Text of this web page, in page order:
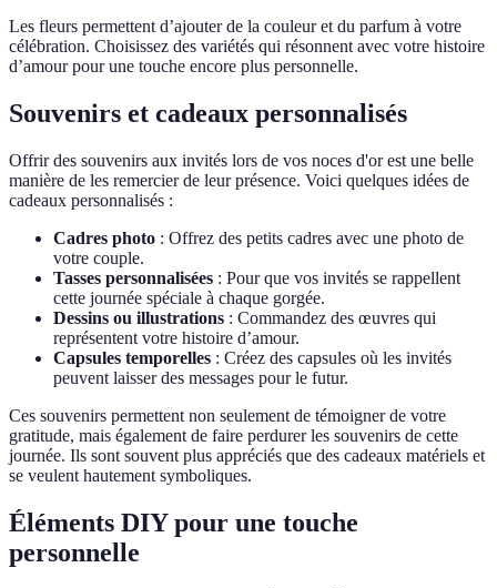
Les fleurs permettent d’ajouter de la couleur et du parfum à votre
célébration. Choisissez des variétés qui résonnent avec votre histoire
d’amour pour une touche encore plus personnelle.
Souvenirs et cadeaux personnalisés
Offrir des souvenirs aux invités lors de vos noces d'or est une belle
manière de les remercier de leur présence. Voici quelques idées de
cadeaux personnalisés :
Cadres photo : Offrez des petits cadres avec une photo de
votre couple.
Tasses personnalisées : Pour que vos invités se rappellent
cette journée spéciale à chaque gorgée.
Dessins ou illustrations : Commandez des œuvres qui
représentent votre histoire d’amour.
Capsules temporelles : Créez des capsules où les invités
peuvent laisser des messages pour le futur.
Ces souvenirs permettent non seulement de témoigner de votre
gratitude, mais également de faire perdurer les souvenirs de cette
journée. Ils sont souvent plus appréciés que des cadeaux matériels et
se veulent hautement symboliques.
Éléments DIY pour une touche
personnelle